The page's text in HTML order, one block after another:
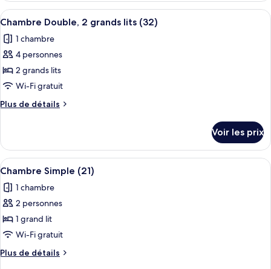
Double,
2
grands
lits
(31)
type
de
Chambre
Double,
grands
lits
Afficher
toutes
les
photos
pour
ce
type
de
Chambre
Double,
2
grands
lits
(32)
Une chambre avec deux lits, une
8
Chambre Double, 2 grands lits (32)
1 chambre
4 personnes
2 grands lits
Wi-Fi gratuit
Plus de détails
Plus
le
type
de
Chambre
Double,
grands
lits
Voir les prix
Afficher
toutes
les
photos
pour
ce
type
de
Une chambre à coucher avec un lit
7
Chambre Simple (21)
1 chambre
2 personnes
1 grand lit
Wi-Fi gratuit
Plus de détails
Plus